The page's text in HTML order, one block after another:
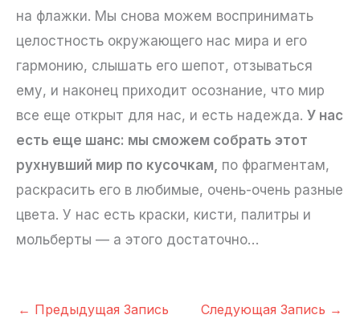
на флажки. Мы снова можем воспринимать
целостность окружающего нас мира и его
гармонию, слышать его шепот, отзываться
ему, и наконец приходит осознание, что мир
все еще открыт для нас, и есть надежда. У нас
есть еще шанс: мы сможем собрать этот
рухнувший мир по кусочкам, по фрагментам,
раскрасить его в любимые, очень-очень разные
цвета. У нас есть краски, кисти, палитры и
мольберты — а этого достаточно…
← Предыдущая Запись Следующая Запись →